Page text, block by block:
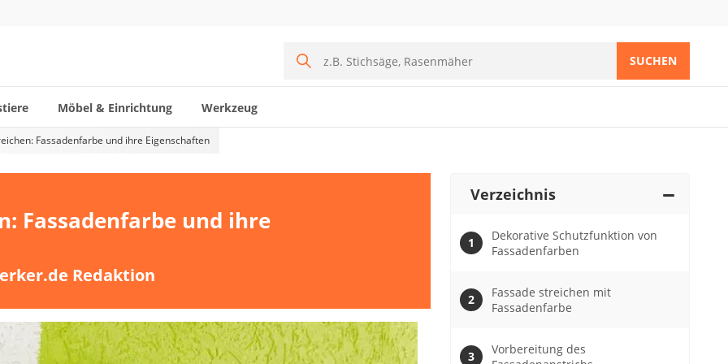
SUCHEN
Möbel & Einrichtung Werkzeug
Fassadenfarbe und ihre Eigenschaften
Fassadenfarbe und ihre
Redaktion
Verzeichnis
Dekorative Schutzfunktion von
Fassadenfarben
Fassade streichen mit
Fassadenfarbe
Vorbereitung des